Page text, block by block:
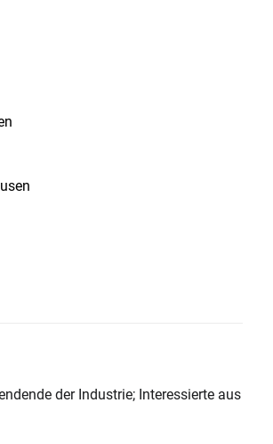
der Industrie; Interessierte aus